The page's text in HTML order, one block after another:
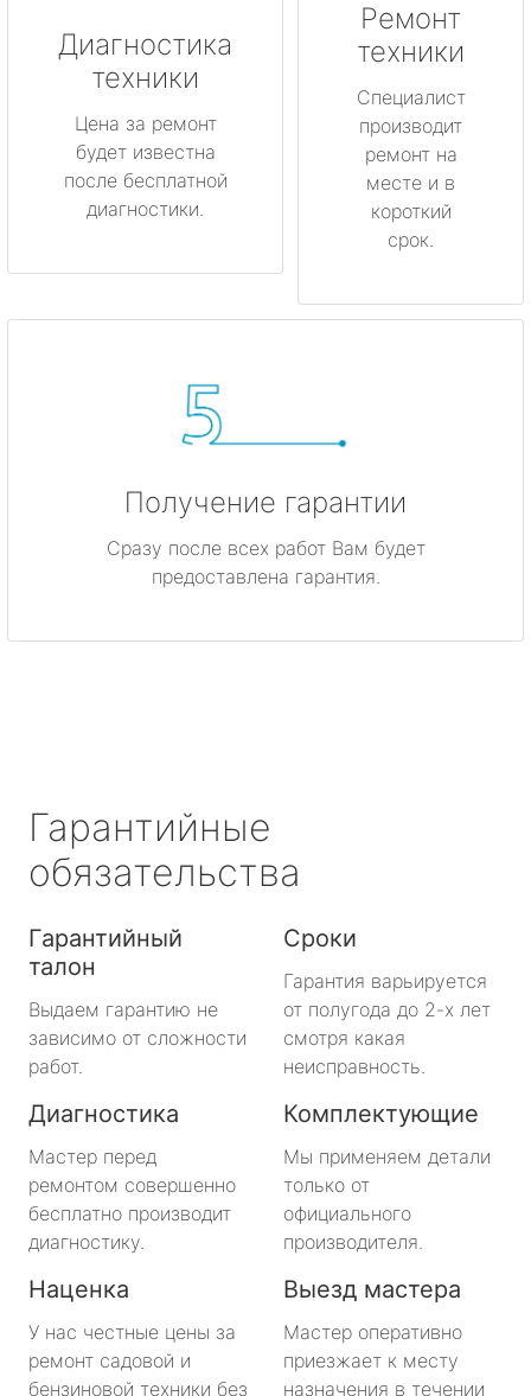
Диагностика
техники
Цена за ремонт
будет известна
после бесплатной
диагностики.
Ремонт
техники
Специалист
производит
ремонт на
месте и в
короткий
срок.
Получение гарантии
Сразу после всех работ Вам будет
предоставлена гарантия.
Гарантийные
обязательства
Гарантийный
талон
Выдаем гарантию не
зависимо от сложности
работ.
Сроки
Гарантия варьируется
от полугода до 2-х лет
смотря какая
неисправность.
Диагностика
Мастер перед
ремонтом совершенно
бесплатно производит
диагностику.
Комплектующие
Мы применяем детали
только от
официального
производителя.
Наценка
У нас честные цены за
ремонт садовой и
бензиновой техники без
Выезд мастера
Мастер оперативно
приезжает к месту
назначения в течении